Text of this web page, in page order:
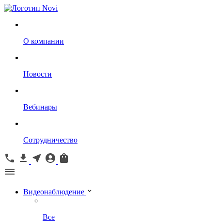
О компании
Новости
Вебинары
Сотрудничество
Видеонаблюдение
Все